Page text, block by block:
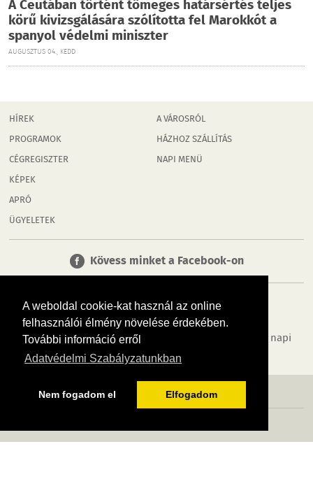
A weboldal cookie-kat használ az online
felhasználói élmény növelése érdekében.
További információ erről
Adatvédelmi Szabályzatunkban
Nem fogadom el Elfogadom
A Ceutában történt tömeges határsértés teljes
körű kivizsgálására szólította fel Marokkót a
spanyol védelmi miniszter
AUGUSZTUS 04., KEDD
HÍREK
PROGRAMOK
CÉGREGISZTER
KÉPEK
APRÓ
ÜGYELETEK
A VÁROSRÓL
HÁZHOZ SZÁLLÍTÁS
NAPI MENÜ
Kövess minket a Facebook-on
Tudj meg többet városodról! Hírek, programok, képek, napi
menü, cégek…. és minden, ami Rábaköz
MÉDIAAJÁNLÓ ADATVÉDELEM IMPRESSZUM RÓLUNK